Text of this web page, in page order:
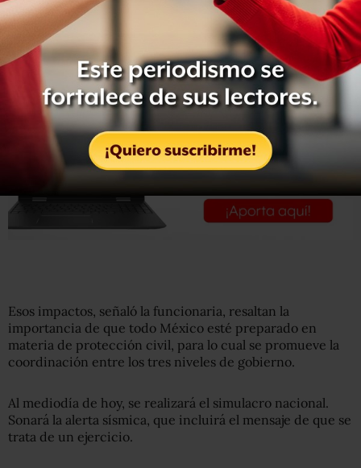
pic.twitter.com/Bj33Q4YiIw
— Animal Político (@Pajaropolitico) September 19, 2022
Esos impactos, señaló la funcionaria, resaltan la
importancia de que todo México esté preparado en
materia de protección civil, para lo cual se promueve la
coordinación entre los tres niveles de gobierno.
Al mediodía de hoy, se realizará el simulacro nacional.
Sonará la alerta sísmica, que incluirá el mensaje de que se
trata de un ejercicio.